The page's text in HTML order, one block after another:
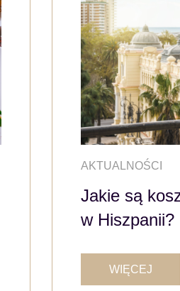
AKTUALNOŚCI
Jakie są
w Hiszpanii?
WIĘCEJ